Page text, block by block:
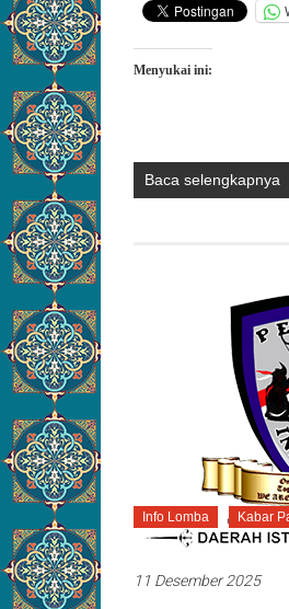
Menyukai ini:
Baca selengkapnya
Info Lomba Kabar
11 Desember 2025